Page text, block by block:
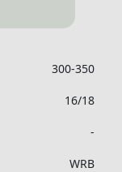
300-350
16/18
-
WRB